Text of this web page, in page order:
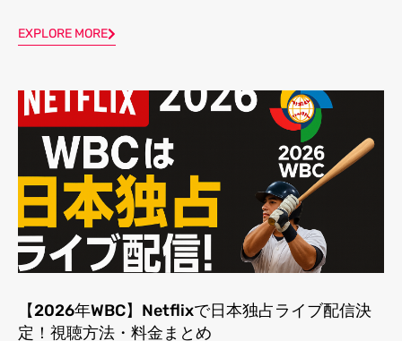
EXPLORE MORE
【2026年WBC】Netflixで日本独占ライブ配信決
定！視聴方法・料金まとめ